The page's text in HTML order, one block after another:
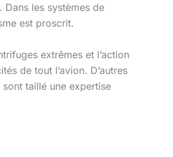
les systèmes de
est proscrit.
extrêmes et l’action
de tout l’avion. D’autres
sont taillé une expertise